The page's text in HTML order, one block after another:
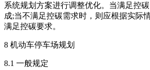
系统规划方案进行调整优化。当满足控
成;当不满足控碳需求时，则应根据实际
满足控碳要求。
8 机动车停车场规划
8.1 一般规定